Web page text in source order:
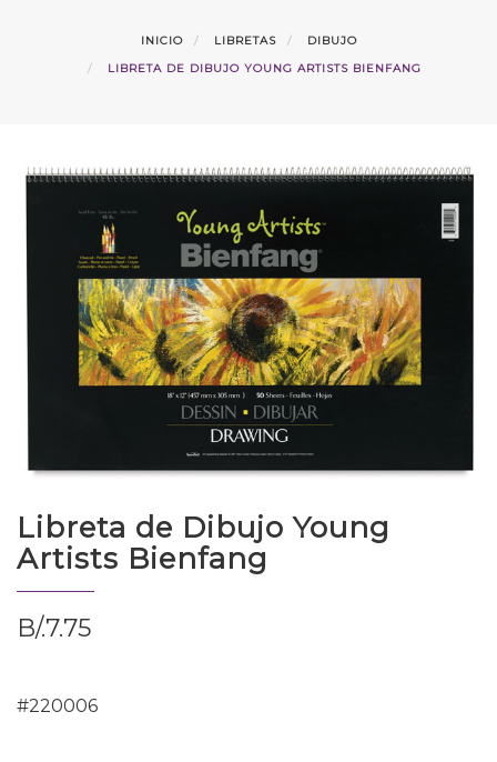
INICIO LIBRETAS
DIBUJO
LIBRETA DE DIBUJO YOUNG ARTISTS BIENFANG
Libreta de Dibujo Young
Artists Bienfang
B/.7.75
#220006